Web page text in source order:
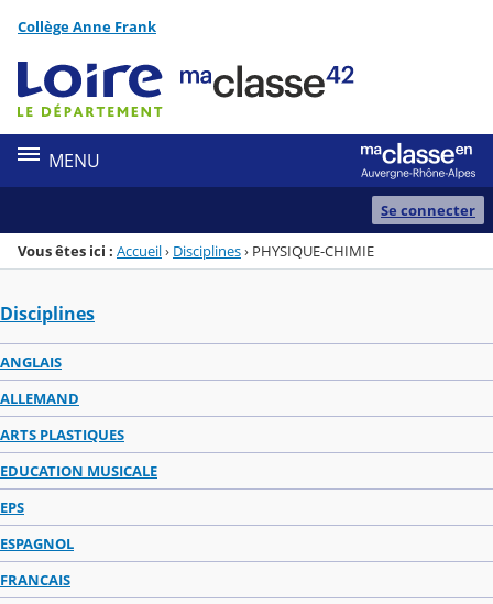
Menu de la rubrique
Contenu
Collège Anne Frank
MENU
Se connecter
Vous êtes ici : Accueil› Disciplines› PHYSIQUE-CHIMIE
Disciplines
ANGLAIS
ALLEMAND
ARTS PLASTIQUES
EDUCATION MUSICALE
EPS
ESPAGNOL
FRANCAIS